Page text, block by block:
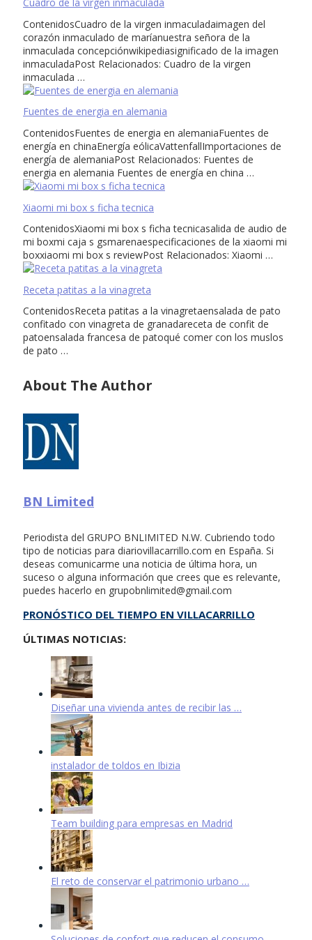
ContenidosCuadro de la virgen inmaculadaimagen del
corazón inmaculado de maríanuestra señora de la
inmaculada concepciónwikipediasignificado de la imagen
inmaculadaPost Relacionados: Cuadro de la virgen
inmaculada …
Fuentes de energia en alemania
ContenidosFuentes de energia en alemaniaFuentes de
energía en chinaEnergía eólicaVattenfallImportaciones de
energía de alemaniaPost Relacionados: Fuentes de
energia en alemania Fuentes de energía en china …
Xiaomi mi box s ficha tecnica
ContenidosXiaomi mi box s ficha tecnicasalida de audio de
mi boxmi caja s gsmarenaespecificaciones de la xiaomi mi
boxxiaomi mi box s reviewPost Relacionados: Xiaomi …
Receta patitas a la vinagreta
ContenidosReceta patitas a la vinagretaensalada de pato
confitado con vinagreta de granadareceta de confit de
patoensalada francesa de patoqué comer con los muslos
de pato …
About The Author
BN Limited
Periodista del GRUPO BNLIMITED N.W. Cubriendo todo
tipo de noticias para diariovillacarrillo.com en España. Si
deseas comunicarme una noticia de última hora, un
suceso o alguna información que crees que es relevante,
puedes hacerlo en grupobnlimited@gmail.com
PRONÓSTICO DEL TIEMPO EN VILLACARRILLO
ÚLTIMAS NOTICIAS:
Diseñar una vivienda antes de recibir las …
instalador de toldos en Ibizia
Team building para empresas en Madrid
El reto de conservar el patrimonio urbano …